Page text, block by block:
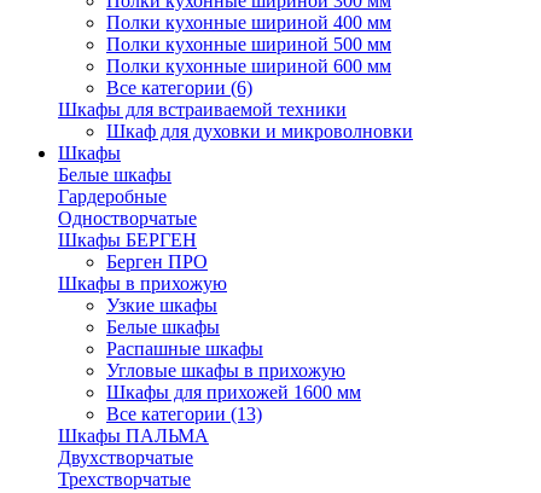
Полки кухонные шириной 400 мм
Полки кухонные шириной 500 мм
Полки кухонные шириной 600 мм
Все категории (6)
Шкафы для встраиваемой техники
Шкаф для духовки и микроволновки
Шкафы
Белые шкафы
Гардеробные
Одностворчатые
Шкафы БЕРГЕН
Берген ПРО
Шкафы в прихожую
Узкие шкафы
Белые шкафы
Распашные шкафы
Угловые шкафы в прихожую
Шкафы для прихожей 1600 мм
Все категории (13)
Шкафы ПАЛЬМА
Двухстворчатые
Трехстворчатые